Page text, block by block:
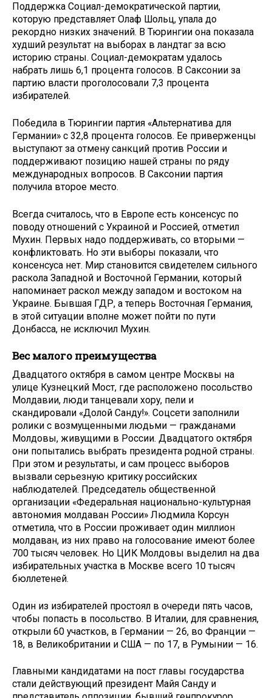
Поддержка Социал-демократической партии,
которую представляет Олаф Шольц, упала до
рекордно низких значений. В Тюрингии она показала
худший результат на выборах в ландтаг за всю
историю страны. Социал-демократам удалось
набрать лишь 6,1 процента голосов. В Саксонии за
партию власти проголосовали 7,3 процента
избирателей.
Победила в Тюрингии партия «Альтернатива для
Германии» с 32,8 процента голосов. Ее приверженцы
выступают за отмену санкций против России и
поддерживают позицию нашей страны по ряду
международных вопросов. В Саксонии партия
получила второе место.
Всегда считалось, что в Европе есть консенсус по
поводу отношений с Украиной и Россией, отметил
Мухин. Первых надо поддерживать, со вторыми —
конфликтовать. Но эти выборы показали, что
консенсуса нет. Мир становится свидетелем сильного
раскола Западной и Восточной Германии, который
напоминает раскол между западом и востоком на
Украине. Бывшая ГДР, а теперь Восточная Германия,
в этой ситуации вполне может пойти по пути
Донбасса, не исключил Мухин.
Вес малого преимущества
Двадцатого октября в самом центре Москвы на
улице Кузнецкий Мост, где расположено посольство
Молдавии, люди танцевали хору, пели и
скандировали «Долой Санду!». Соцсети заполнили
ролики с возмущенными людьми — гражданами
Молдовы, живущими в России. Двадцатого октября
они попытались выбрать президента родной страны.
При этом и результаты, и сам процесс выборов
вызвали серьезную критику российских
наблюдателей. Председатель общественной
организации «Федеральная национально-культурная
автономия молдаван России» Людмила Корсун
отметила, что в России проживает один миллион
молдаван, из них право на голосование имеют более
700 тысяч человек. Но ЦИК Молдовы выделил на два
избирательных участка в Москве всего 10 тысяч
бюллетеней.
Один из избирателей простоял в очереди пять часов,
чтобы попасть в посольство. В Италии, для сравнения,
открыли 60 участков, в Германии — 26, во Франции —
18, в Великобритании и США — по 17, в Румынии — 16.
Главными кандидатами на пост главы государства
стали действующий президент Майя Санду и